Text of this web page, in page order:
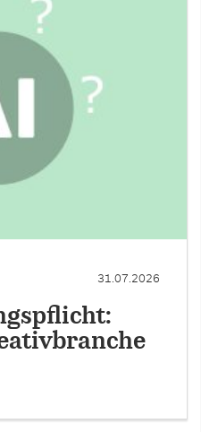
31.07.2026